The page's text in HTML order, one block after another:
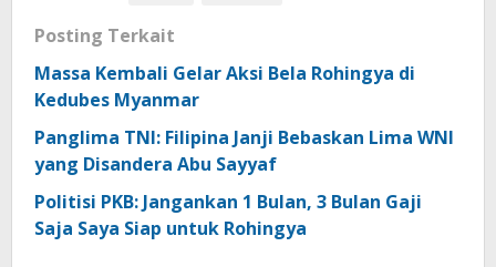
Posting Terkait
Massa Kembali Gelar Aksi Bela Rohingya di
Kedubes Myanmar
Panglima TNI: Filipina Janji Bebaskan Lima WNI
yang Disandera Abu Sayyaf
Politisi PKB: Jangankan 1 Bulan, 3 Bulan Gaji
Saja Saya Siap untuk Rohingya